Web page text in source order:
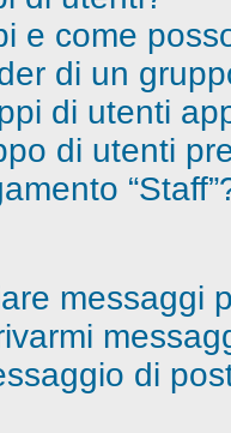
e come
di un
di utenti
di utenti
messaggi
di